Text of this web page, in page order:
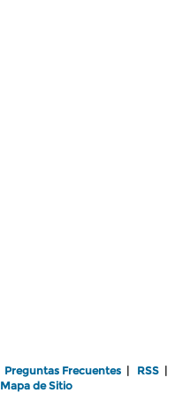
Preguntas Frecuentes | RSS |
Mapa de Sitio